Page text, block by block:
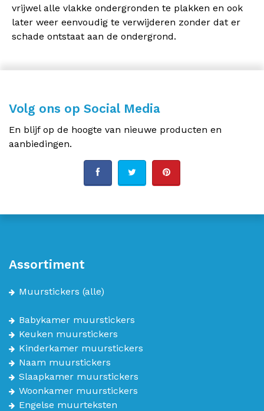
vrijwel alle vlakke ondergronden te plakken en ook
later weer eenvoudig te verwijderen zonder dat er
schade ontstaat aan de ondergrond.
Volg ons op Social Media
En blijf op de hoogte van nieuwe producten en
aanbiedingen.
Assortiment
Muurstickers (alle)
Babykamer muurstickers
Keuken muurstickers
Kinderkamer muurstickers
Naam muurstickers
Slaapkamer muurstickers
Woonkamer muurstickers
Engelse muurteksten